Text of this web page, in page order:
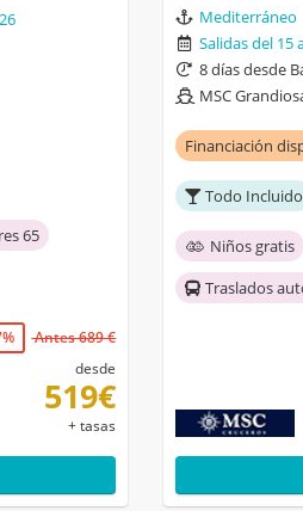
65
Antes 689 €
desde
519€
+ tasas
Mediterráneo
Salidas del 15
8 días desde
MSC
Financiación
Todo Incluido
Niños gratis
Traslados